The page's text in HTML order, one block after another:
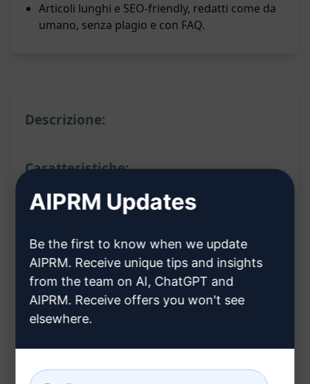
Articoli lunghi e SEO-friendly, redatti come da
umano, senza plagio e con FAQ.
Descrizione:
Caratteristiche:
Articoli scritti interamente da esseri umani
Senza plagio al 100%
Lunghe forme con domande frequenti (FAQs)
Vantaggi:
AIPRM Updates
Be the first to know when we update
AIPRM. Receive unique tips and insights
from the team on AI, ChatGPT and
AIPRM. Receive offers you won't see
elsewhere.